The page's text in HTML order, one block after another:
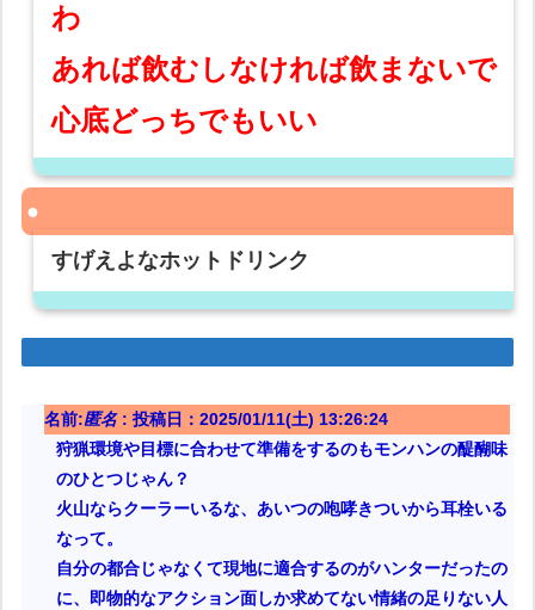
わ
あれば飲むしなければ飲まないで
心底どっちでもいい
すげえよなホットドリンク
名前:匿名: 投稿日：2025/01/11(土) 13:26:24
狩猟環境や目標に合わせて準備をするのもモンハンの醍醐味
のひとつじゃん？
火山ならクーラーいるな、あいつの咆哮きついから耳栓いる
なって。
自分の都合じゃなくて現地に適合するのがハンターだったの
に、即物的なアクション面しか求めてない情緒の足りない人